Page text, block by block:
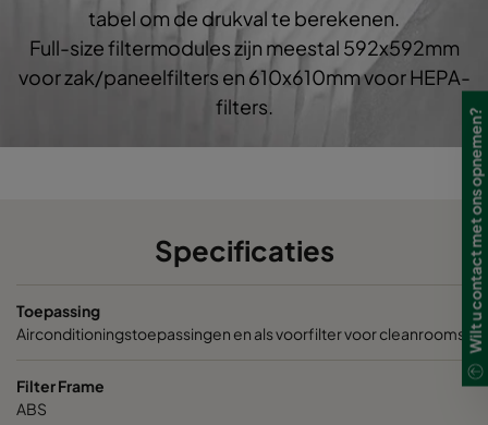
Opakfil ES+ 0180 ePM1 80% 592
tabel om de drukval te berekenen.
Full-size filtermodules zijn meestal 592x592mm
voor zak/paneelfilters en 610x610mm voor HEPA-
filters.
Specificaties
Toepassing
Airconditioningstoepassingen en als voorfilter voor cleanrooms
Filter Frame
ABS
Wilt u contact met ons opnemen?